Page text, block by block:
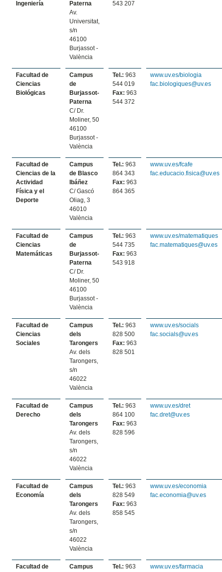
Ingeniería
Paterna
Av.
Universitat,
s/n
46100
Burjassot -
València
543 207
Facultad de
Ciencias
Biológicas
Campus
de
Burjassot-
Paterna
C/ Dr.
Moliner, 50
46100
Burjassot -
València
Tel.: 963
544 019
Fax: 963
544 372
www.uv.es/biologia
fac.biologiques@uv.es
Facultad de
Ciencias de la
Actividad
Física y el
Deporte
Campus
de Blasco
Ibáñez
C/ Gascó
Oliag, 3
46010
València
Tel.: 963
864 343
Fax: 963
864 365
www.uv.es/fcafe
fac.educacio.fisica@uv.es
Facultad de
Ciencias
Matemáticas
Campus
de
Burjassot-
Paterna
C/ Dr.
Moliner, 50
46100
Burjassot -
València
Tel.: 963
544 735
Fax: 963
543 918
www.uv.es/matematiques
fac.matematiques@uv.es
Facultad de
Ciencias
Sociales
Campus
dels
Tarongers
Av. dels
Tarongers,
s/n
46022
València
Tel.: 963
828 500
Fax: 963
828 501
www.uv.es/socials
fac.socials@uv.es
Facultad de
Derecho
Campus
dels
Tarongers
Av. dels
Tarongers,
s/n
46022
València
Tel.: 963
864 100
Fax: 963
828 596
www.uv.es/dret
fac.dret@uv.es
Facultad de
Economía
Campus
dels
Tarongers
Av. dels
Tarongers,
s/n
46022
València
Tel.: 963
828 549
Fax: 963
858 545
www.uv.es/economia
fac.economia@uv.es
Facultad de Campus Tel.: 963 www.uv.es/farmacia